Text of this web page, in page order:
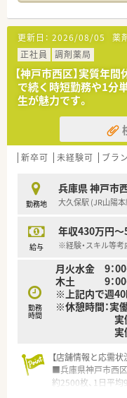
ます（処方箋応需枚
【募集背景と求める
■2024年9月オープ
な拡大に向けた増
■在宅業務において
携・やり取りがで
■iPadによる電子
導入にも柔軟に対
【法人特徴について】
■創業90年以上の
ッグストアなど
援、コスメ専門店
■地域密着を掲げ
に頼りにされる店
【想定されるキャリ
■調剤専門店、調
■新卒3年目で薬局
キャリアアップが
■将来的には店長
店推進など本部業
更新日： 2026/08/05 薬
正社員
調剤薬局
【神戸市西区】実質年
で続く時短勤務や1分
生が魅力です。
新卒可 未経験可 ブラ
勤務地
兵庫県 神戸市
大久保駅 (JR山陽
給与
年収430万円～
※経験・スキル等考
勤務
時間
月火水金 9：00
木土 9：00
※上記内で週40
※休憩時間：実
実働6時
実働8時
【店舗情報と応需状
■兵庫県神戸市西
約2500枚、1日平均